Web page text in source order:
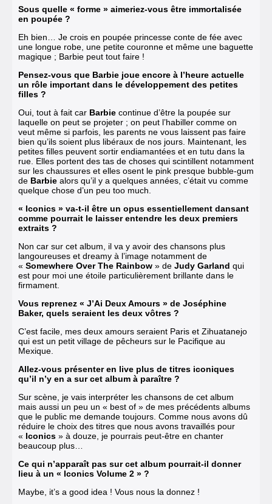
Sous quelle « forme » aimeriez-vous être immortalisée
en poupée ?
Eh bien… Je crois en poupée princesse conte de fée avec
une longue robe, une petite couronne et même une baguette
magique ; Barbie peut tout faire !
Pensez-vous que Barbie joue encore à l’heure actuelle
un rôle important dans le développement des petites
filles ?
Oui, tout à fait car Barbie continue d’être la poupée sur
laquelle on peut se projeter ; on peut l’habiller comme on
veut même si parfois, les parents ne vous laissent pas faire
bien qu’ils soient plus libéraux de nos jours. Maintenant, les
petites filles peuvent sortir endiamantées et en tutu dans la
rue. Elles portent des tas de choses qui scintillent notamment
sur les chaussures et elles osent le pink presque bubble-gum
de Barbie alors qu’il y a quelques années, c’était vu comme
quelque chose d’un peu too much.
« Iconics » va-t-il être un opus essentiellement dansant
comme pourrait le laisser entendre les deux premiers
extraits ?
Non car sur cet album, il va y avoir des chansons plus
langoureuses et dreamy à l’image notamment de
« Somewhere Over The Rainbow » de Judy Garland qui
est pour moi une étoile particulièrement brillante dans le
firmament.
Vous reprenez « J’Ai Deux Amours » de Joséphine
Baker, quels seraient les deux vôtres ?
C’est facile, mes deux amours seraient Paris et Zihuatanejo
qui est un petit village de pêcheurs sur le Pacifique au
Mexique.
Allez-vous présenter en live plus de titres iconiques
qu’il n’y en a sur cet album à paraître ?
Sur scène, je vais interpréter les chansons de cet album
mais aussi un peu un « best of » de mes précédents albums
que le public me demande toujours. Comme nous avons dû
réduire le choix des titres que nous avons travaillés pour
« Iconics » à douze, je pourrais peut-être en chanter
beaucoup plus…
Ce qui n’apparaît pas sur cet album pourrait-il donner
lieu à un « Iconics Volume 2 » ?
Maybe, it’s a good idea ! Vous nous la donnez !